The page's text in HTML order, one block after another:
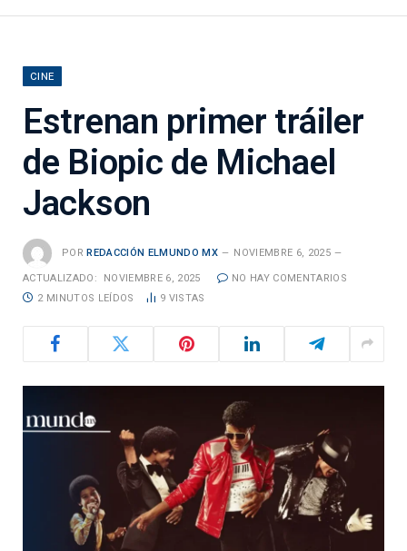
CINE
Estrenan primer tráiler
de Biopic de Michael
Jackson
POR REDACCIÓN ELMUNDO MX NOVIEMBRE 6, 2025
ACTUALIZADO: NOVIEMBRE 6, 2025
NO HAY COMENTARIOS
2 MINUTOS LEÍDOS
9 VISTAS